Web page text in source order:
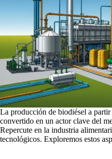
La producción de biodiésel a partir
convertido en un actor clave del
Repercute en la industria
tecnológicos. Exploremos estos